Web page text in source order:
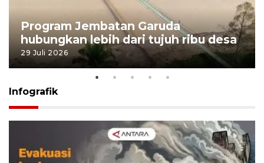
Program Jembatan Garuda
hubungkan lebih dari tujuh ribu desa
29 Juli 2026
Infografik